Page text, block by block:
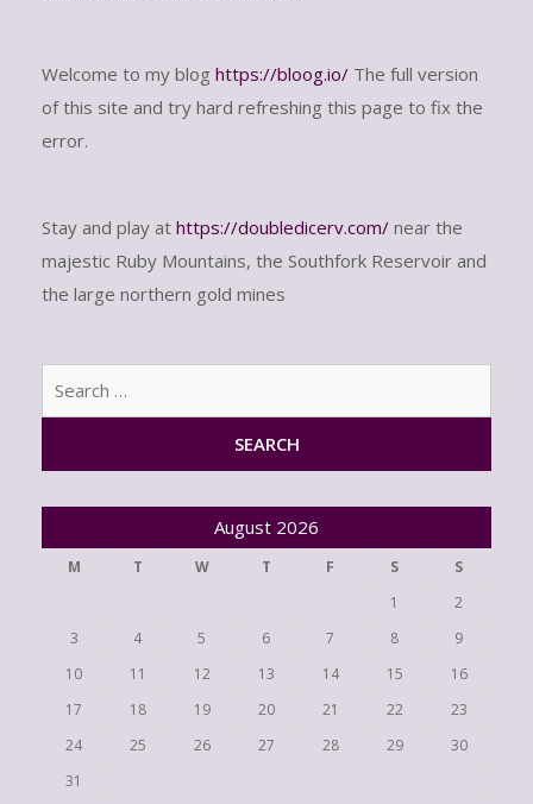
Welcome to my blog https://bloog.io/ The full version
of this site and try hard refreshing this page to fix the
error.
Stay and play at https://doubledicerv.com/ near the
majestic Ruby Mountains, the Southfork Reservoir and
the large northern gold mines
August 2026
M T W T F S
S
1
2
3
4 5 6 7 8
9
10
11 12 13 14 15
16
17
18 19 20 21 22
23
24
25 26 27 28 29
30
31